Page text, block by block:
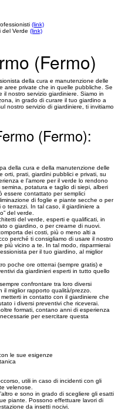
(link)
del Verde (link)
(Fermo)
della cura e manutenzione delle
aree private che in quelle pubbliche. Se
nostro servizio giardiniere. Siamo in
in grado di curare il tuo giardino a
nostro servizio di giardiniere, ti invitiamo
(Fermo):
della cura e della manutenzione delle
orti, prati, giardini pubblici e privati, su
e l’amore per il verde lo rendono
potatura e taglio di siepi, alberi
essere contattato per semplici
di foglie e piante secche o per
terrazzi. In tal caso, il giardiniere a
del verde.
del verde, esperti e qualificati, in
o giardino, o per crearne di nuovi.
dei costi, più o meno alti a
perché ti consigliamo di usare il nostro
più vicino a te. In tal modo, risparmierai
per il tuo giardino, al miglior
poche ore otterrai (sempre gratis) e
da giardinieri esperti in tutto quello
confrontare tra loro diversi
il miglior rapporto qualità/prezzo.
in contatto con il giardiniere che
i diversi preventivi che riceverai.
formati, contano anni di esperienza
per esercitare questa
le sue esigenze
utili in caso di incidenti con gli
velenose.
e sono in grado di scegliere gli esatti
piante. Possono effettuare lavori di
da insetti nocivi.